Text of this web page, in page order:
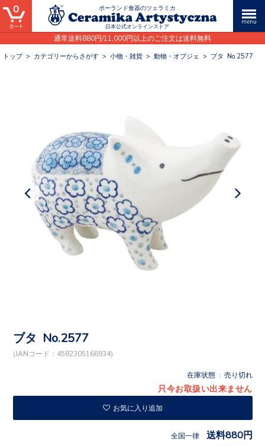
ポーランド食器のツェラミカ
日本公式オンラインストア
通常送料880円/11,000円以上のご注文は送料無料
0
トップ> カテゴリーからさがす > 小物・雑貨 > 動物・オブジェ > ブタ No.2577
ブタ No.2577
(JANコード：4582305166934)
在庫状態 : 売り切れ
只今お取扱い出来ません
お気に入り追加
全国一律 送料880円